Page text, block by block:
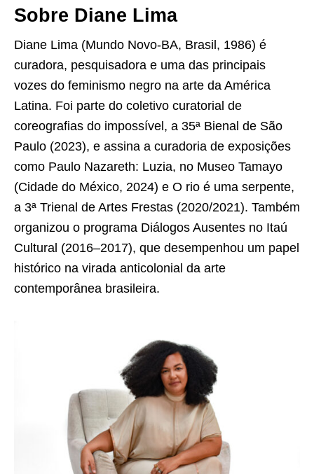
Sobre Diane Lima
Diane Lima (Mundo Novo-BA, Brasil, 1986) é
curadora, pesquisadora e uma das principais
vozes do feminismo negro na arte da América
Latina. Foi parte do coletivo curatorial de
coreografias do impossível, a 35ª Bienal de São
Paulo (2023), e assina a curadoria de exposições
como Paulo Nazareth: Luzia, no Museo Tamayo
(Cidade do México, 2024) e O rio é uma serpente,
a 3ª Trienal de Artes Frestas (2020/2021). Também
organizou o programa Diálogos Ausentes no Itaú
Cultural (2016–2017), que desempenhou um papel
histórico na virada anticolonial da arte
contemporânea brasileira.